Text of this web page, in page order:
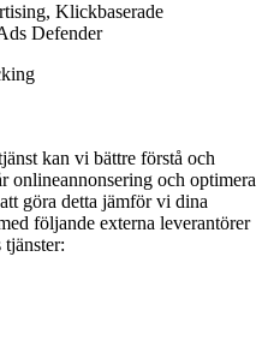
Klickbaserade
Defender
kan vi bättre förstå och
onlineannonsering och optimera
göra detta jämför vi dina
följande externa leverantörer
tjänster: